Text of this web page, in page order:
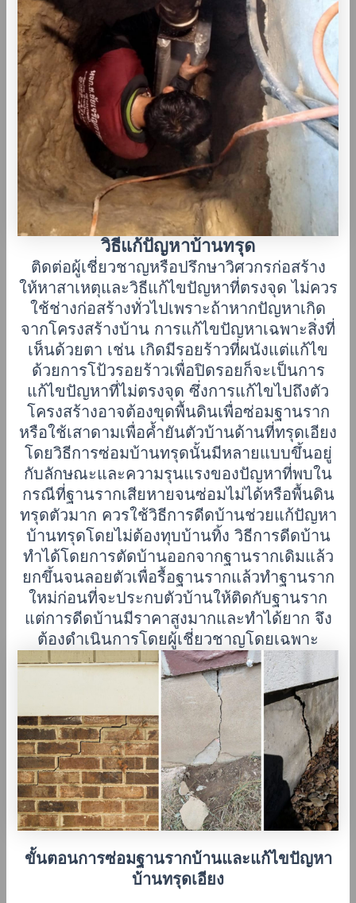
วิธีแก้ปัญหาบ้านทรุด
ติดต่อผู้เชี่ยวชาญหรือปรึกษาวิศวกรก่อสร้าง
ให้หาสาเหตุและวิธีแก้ไขปัญหาที่ตรงจุด ไม่ควร
ใช้ช่างก่อสร้างทั่วไปเพราะถ้าหากปัญหาเกิด
จากโครงสร้างบ้าน การแก้ไขปัญหาเฉพาะสิ่งที่
เห็นด้วยตา เช่น เกิดมีรอยร้าวที่ผนังแต่แก้ไข
ด้วยการโป้วรอยร้าวเพื่อปิดรอยก็จะเป็นการ
แก้ไขปัญหาที่ไม่ตรงจุด ซึ่งการแก้ไขไปถึงตัว
โครงสร้างอาจต้องขุดพื้นดินเพื่อซ่อมฐานราก
หรือใช้เสาดามเพื่อค้ำยันตัวบ้านด้านที่ทรุดเอียง
โดยวิธีการซ่อมบ้านทรุดนั้นมีหลายแบบขึ้นอยู่
กับลักษณะและความรุนแรงของปัญหาที่พบใน
กรณีที่ฐานรากเสียหายจนซ่อมไม่ได้หรือพื้นดิน
ทรุดตัวมาก ควรใช้วิธีการดีดบ้านช่วยแก้ปัญหา
บ้านทรุดโดยไม่ต้องทุบบ้านทิ้ง วิธีการดีดบ้าน
ทำได้โดยการตัดบ้านออกจากฐานรากเดิมแล้ว
ยกขึ้นจนลอยตัวเพื่อรื้อฐานรากแล้วทำฐานราก
ใหม่ก่อนที่จะประกบตัวบ้านให้ติดกับฐานราก
แต่การดีดบ้านมีราคาสูงมากและทำได้ยาก จึง
ต้องดำเนินการโดยผู้เชี่ยวชาญโดยเฉพาะ
ขั้นตอนการซ่อมฐานรากบ้านและแก้ไขปัญหา
บ้านทรุดเอียง